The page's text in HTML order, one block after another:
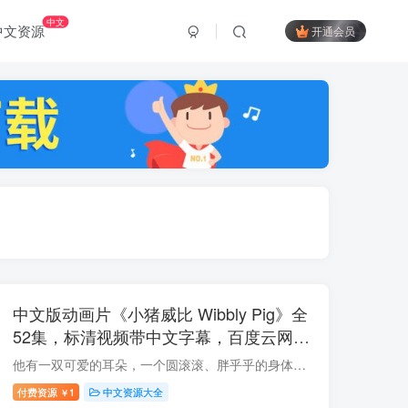
文资源中文
开通会员
中文版动画片《小猪威比 Wibbly Pig》全
52集，标清视频带中文字幕，百度云网盘
下载！
他有一双可爱的耳朵，一个圆滚滚、胖乎乎的身体，还有一只可爱的大鼻子。 他是一个充满天真幻想的善良的好宝宝，他的名字叫做小猪威比(Wibbly Pig)。 小猪威比来自英国BBC的原版动画片Wibbly Pi...
付费资源 ￥ 1 中文资源大全